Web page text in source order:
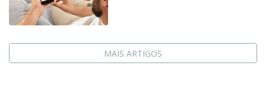
MAIS ARTIGOS